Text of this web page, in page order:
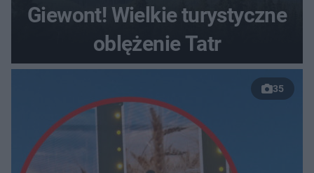
Giewont! Wielkie turystyczne
oblężenie Tatr
35